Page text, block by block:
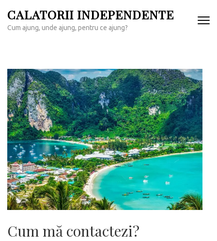
conținut
CALATORII INDEPENDENTE
Cum ajung, unde ajung, pentru ce ajung?
Cum mă contactezi?